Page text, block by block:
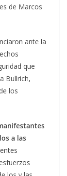
de Marcos
ante la
que
Bullrich,
los
a las